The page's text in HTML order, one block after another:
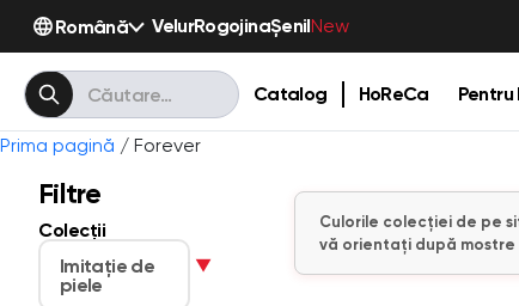
Română VelurRogojinaȘenilNew
Catalog HoReCa Pentru
Prima pagină / Forever
Filtre
Colecții
Imitaţie de
piele
▼
Culorile colecției de pe
vă orientați după